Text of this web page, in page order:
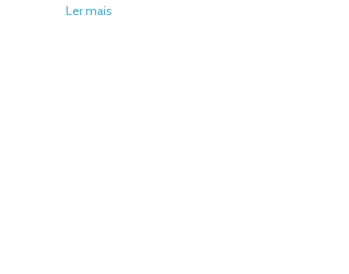
Ler mais